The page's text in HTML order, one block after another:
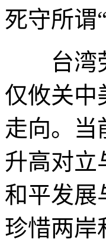
死守所谓
台湾劳
仅攸关中
走向。当
升高对立
和平发展
珍惜两岸